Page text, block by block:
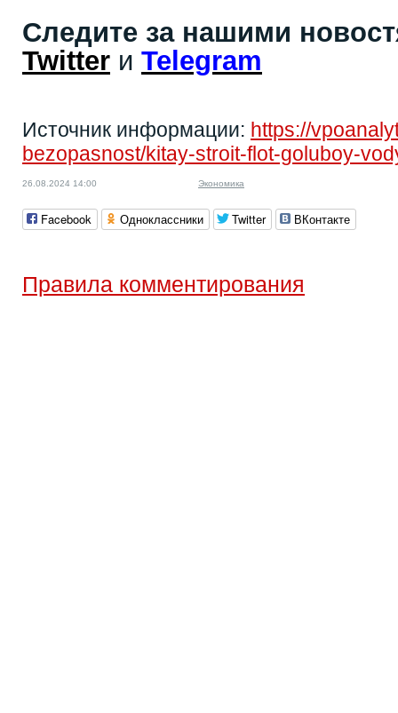
Следите за нашими
Twitter и Telegram
Источник информации: https://
bezopasnost/kitay-stroit-flot-goluboy-
26.08.2024 14:00 Экономика
Facebook Одноклассники Twitter ВКонтакте
Правила комментирования